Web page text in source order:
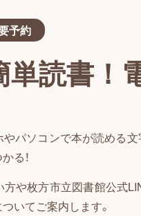
予約
単読書！
パソコンで本が読める
る！
や枚方市立図書館公式
いてご案内します。